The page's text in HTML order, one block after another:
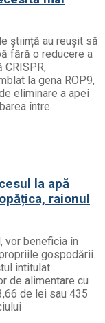
știință au reușit să
fără o reducere a
la gena ROP9,
eliminare a apei
între
la apă
raionul
vor beneficia în
gospodării.
intitulat
de alimentare cu
de lei sau 435